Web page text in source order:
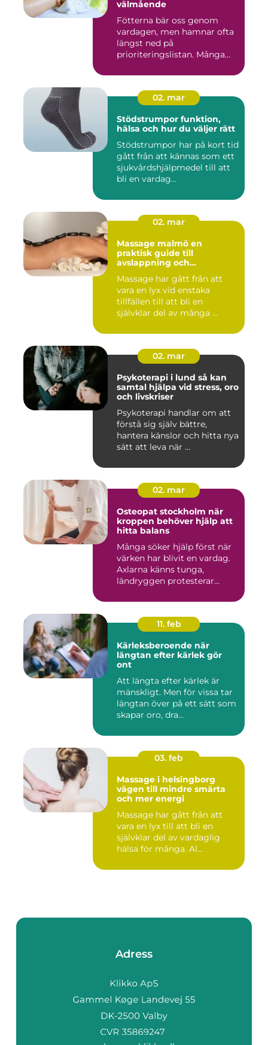
välmående
Fötterna bär oss genom
vardagen, men hamnar ofta
längst ned på
prioriteringslistan. Många
02. mar
Stödstrumpor funktion,
hälsa och hur du väljer rätt
Stödstrumpor har på kort tid
gått från att kännas som ett
sjukvårdshjälpmedel till att
bli en vardag...
02. mar
Massage malmö en
praktisk guide till
avslappning och
Massage har gått från att
vara en lyx vid enstaka
tillfällen till att bli en
självklar del av många ...
02. mar
Psykoterapi i lund så kan
samtal hjälpa vid stress, oro
och livskriser
Psykoterapi handlar om att
förstå sig själv bättre,
hantera känslor och hitta nya
sätt att leva när ...
02. mar
Osteopat stockholm när
kroppen behöver hjälp att
hitta balans
Många söker hjälp först när
värken har blivit en vardag.
Axlarna känns tunga,
ländryggen protesterar...
11. feb
Kärleksberoende när
längtan efter kärlek gör
ont
Att längta efter kärlek är
mänskligt. Men för vissa tar
längtan över på ett sätt som
skapar oro, dra...
03. feb
Massage i helsingborg
vägen till mindre smärta
och mer energi
Massage har gått från att
vara en lyx till att bli en
självklar del av vardaglig
hälsa för många. Al...
Adress